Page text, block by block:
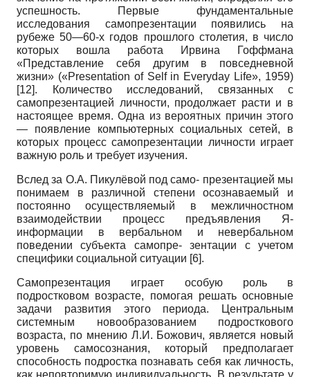
успешность. Первые фундаментальные
исследования самопрезентации появились на
рубеже 50—60-х годов прошлого столетия, в число
которых вошла работа Ирвина Гоффмана
«Представление себя другим в повседневной
жизни» («Presentation of Self in Everyday Life», 1959)
[12]. Количество исследований, связанных с
самопрезентацией личности, продолжает расти и в
настоящее время. Одна из вероятных причин этого
— появление компьютерных социальных сетей, в
которых процесс самопрезентации личности играет
важную роль и требует изучения.
Вслед за О.А. Пикулёвой под само- презентацией мы
понимаем в различной степени осознаваемый и
постоянно осуществляемый в межличностном
взаимодействии процесс предъявления Я-
информации в вербальном и невербальном
поведении субъекта самопре- зентации с учетом
специфики социальной ситуации [6].
Самопрезентация играет особую роль в
подростковом возрасте, помогая решать основные
задачи развития этого периода. Центральным
системным новообразованием подросткового
возраста, по мнению Л.И. Божович, является новый
уровень самосознания, который предполагает
способность подростка познавать себя как личность,